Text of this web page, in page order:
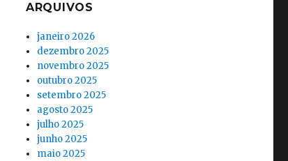
ARQUIVOS
janeiro 2026
dezembro 2025
novembro 2025
outubro 2025
setembro 2025
agosto 2025
julho 2025
junho 2025
maio 2025